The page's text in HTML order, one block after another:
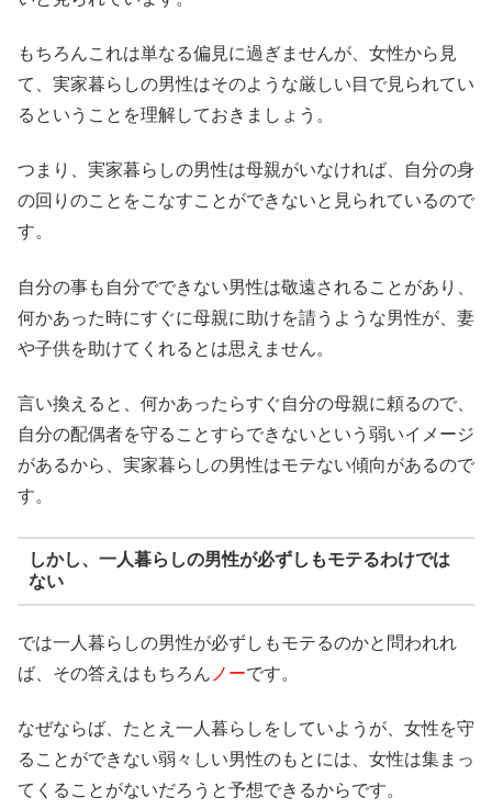
もちろんこれは単なる偏見に過ぎませんが、女性から見
て、実家暮らしの男性はそのような厳しい目で見られてい
るということを理解しておきましょう。
つまり、実家暮らしの男性は母親がいなければ、自分の身
の回りのことをこなすことができないと見られているので
す。
自分の事も自分でできない男性は敬遠されることがあり、
何かあった時にすぐに母親に助けを請うような男性が、妻
や子供を助けてくれるとは思えません。
言い換えると、何かあったらすぐ自分の母親に頼るので、
自分の配偶者を守ることすらできないという弱いイメージ
があるから、実家暮らしの男性はモテない傾向があるので
す。
しかし、一人暮らしの男性が必ずしもモテるわけでは
ない
では一人暮らしの男性が必ずしもモテるのかと問われれ
ば、その答えはもちろん ノーです。
なぜならば、たとえ一人暮らしをしていようが、女性を守
ることができない弱々しい男性のもとには、女性は集まっ
てくることがないだろうと予想できるからです。